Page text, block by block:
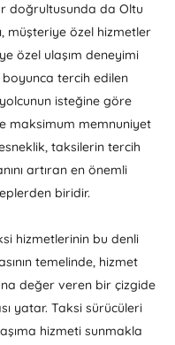
doğrultusunda da Oltu
müşteriye özel hizmetler
özel ulaşım deneyimi
boyunca tercih edilen
isteğine göre
maksimum memnuniyet
taksilerin tercih
artıran en önemli
biridir.
hizmetlerinin bu denli
temelinde, hizmet
değer veren bir çizgide
yatar. Taksi sürücüleri
hizmeti sunmakla